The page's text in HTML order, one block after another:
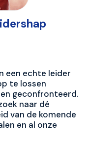
een echte leider
te lossen
geconfronteerd.
naar dé
van de komende
en al onze